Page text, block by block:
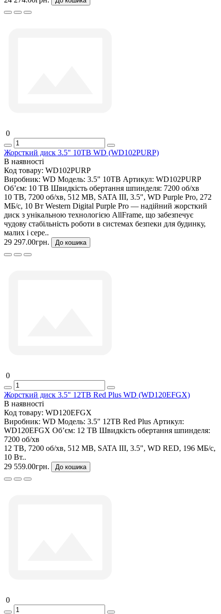
0
Жорсткий диск 3.5" 10TB WD (WD102PURP)
В наявності
Код товару: WD102PURP
Виробник: WD Модель: 3.5" 10TB Артикул: WD102PURP
Об’єм: 10 TB Швидкість обертання шпинделя: 7200 об/хв
10 TB, 7200 об/хв, 512 MB, SATA III, 3.5", WD Purple Pro, 272
МБ/с, 10 Вт Western Digital Purple Pro — надійний жорсткий
диск з унікальною технологією AllFrame, що забезпечує
чудову стабільність роботи в системах безпеки для будинку,
малих і сере..
29 297.00грн.
До кошика
0
Жорсткий диск 3.5" 12TB Red Plus WD (WD120EFGX)
В наявності
Код товару: WD120EFGX
Виробник: WD Модель: 3.5" 12TB Red Plus Артикул:
WD120EFGX Об’єм: 12 TB Швидкість обертання шпинделя:
7200 об/хв
12 TB, 7200 об/хв, 512 MB, SATA III, 3.5", WD RED, 196 МБ/с,
10 Вт..
29 559.00грн.
До кошика
0